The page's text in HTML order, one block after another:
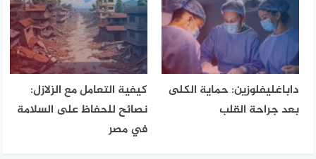
داباغليفلوزين: حماية الكلى
بعد جراحة القلب
كيفية التعامل مع الزلازل:
نصائح للحفاظ على السلامة
في مصر